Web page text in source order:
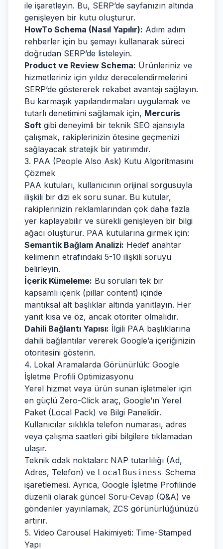
ile işaretleyin. Bu, SERP’de sayfanızın altında
genişleyen bir kutu oluşturur.
HowTo Schema (Nasıl Yapılır): Adım adım
rehberler için bu şemayı kullanarak süreci
doğrudan SERP’de listeleyin.
Product ve Review Schema: Ürünleriniz ve
hizmetleriniz için yıldız derecelendirmelerini
SERP’de göstererek rekabet avantajı sağlayın.
Bu karmaşık yapılandırmaları uygulamak ve
tutarlı denetimini sağlamak için, Mercuris
Soft gibi deneyimli bir teknik SEO ajansıyla
çalışmak, rakiplerinizin ötesine geçmenizi
sağlayacak stratejik bir yatırımdır.
3. PAA (People Also Ask) Kutu Algoritmasını
Çözmek
PAA kutuları, kullanıcının orijinal sorgusuyla
ilişkili bir dizi ek soru sunar. Bu kutular,
rakiplerinizin reklamlarından çok daha fazla
yer kaplayabilir ve sürekli genişleyen bir bilgi
ağacı oluşturur. PAA kutularına girmek için:
Semantik Bağlam Analizi: Hedef anahtar
kelimenin etrafındaki 5-10 ilişkili soruyu
belirleyin.
İçerik Kümeleme: Bu soruları tek bir
kapsamlı içerik (pillar content) içinde
mantıksal alt başlıklar altında yanıtlayın. Her
yanıt kısa ve öz, ancak otoriter olmalıdır.
Dahili Bağlantı Yapısı: İlgili PAA başlıklarına
dahili bağlantılar vererek Google’a içeriğinizin
otoritesini gösterin.
4. Lokal Aramalarda Görünürlük: Google
İşletme Profili Optimizasyonu
Yerel hizmet veya ürün sunan işletmeler için
en güçlü Zero-Click araç, Google’ın Yerel
Paket (Local Pack) ve Bilgi Panelidir.
Kullanıcılar sıklıkla telefon numarası, adres
veya çalışma saatleri gibi bilgilere tıklamadan
ulaşır.
Teknik odak noktaları: NAP tutarlılığı (Ad,
Adres, Telefon) ve LocalBusiness Schema
işaretlemesi. Ayrıca, Google İşletme Profilinde
düzenli olarak güncel Soru-Cevap (Q&A) ve
gönderiler yayınlamak, ZCS görünürlüğünüzü
artırır.
5. Video Carousel Hakimiyeti: Time-Stamped
Yapı